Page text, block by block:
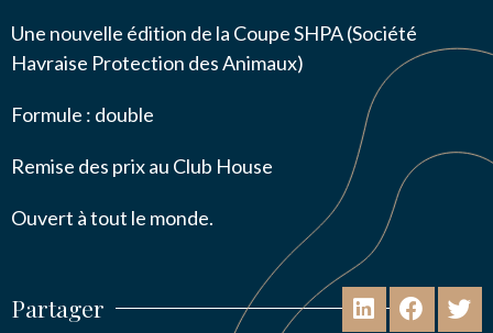
Une nouvelle édition de la Coupe SHPA (Société
Havraise Protection des Animaux)
Formule : double
Remise des prix au Club House
Ouvert à tout le monde.
Partager